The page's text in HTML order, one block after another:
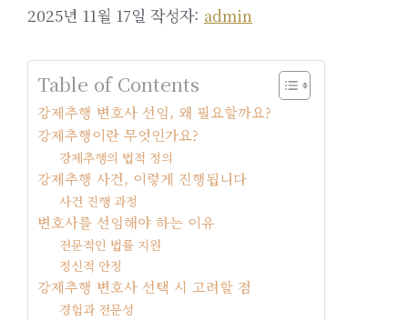
2025년 11월 17일 작성자: admin
Table of Contents
강제추행 변호사 선임, 왜 필요할까요?
강제추행이란 무엇인가요?
강제추행의 법적 정의
강제추행 사건, 이렇게 진행됩니다
사건 진행 과정
변호사를 선임해야 하는 이유
전문적인 법률 지원
정신적 안정
강제추행 변호사 선택 시 고려할 점
경험과 전문성